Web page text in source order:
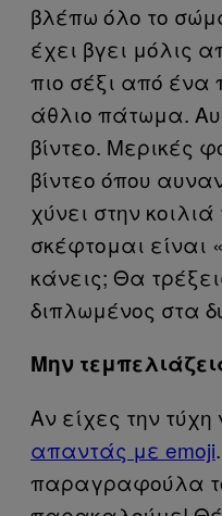
βλέπω όλο το
έχει βγει μόλις
πιο σέξι από ένα
άθλιο πάτωμα.
βίντεο. Μερικές
βίντεο όπου
χύνει στην
σκέφτομαι είναι
κάνεις; Θα
διπλωμένος στα
Μην
Αν είχες την
απαντάς με emoji
παραγραφούλα